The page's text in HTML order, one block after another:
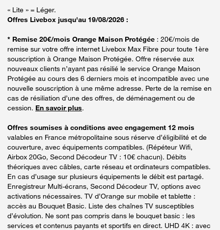
« Lite » = Léger.
Offres Livebox jusqu'au 19/08/2026 :
* Remise 20€/mois Orange Maison Protégée : 20€/mois de
remise sur votre offre internet Livebox Max Fibre pour toute 1ère
souscription à Orange Maison Protégée. Offre réservée aux
nouveaux clients n’ayant pas résilié le service Orange Maison
Protégée au cours des 6 derniers mois et incompatible avec une
nouvelle souscription à une même adresse. Perte de la remise en
cas de résiliation d’une des offres, de déménagement ou de
cession. En savoir plus.
Offres soumises à conditions avec engagement 12 mois
valables en France métropolitaine sous réserve d’éligibilité et de
couverture, avec équipements compatibles. (Répéteur Wifi,
Airbox 20Go, Second Décodeur TV : 10€ chacun). Débits
théoriques avec câbles, carte réseau et ordinateurs compatibles.
En cas d’usage sur plusieurs équipements le débit est partagé.
Enregistreur Multi-écrans, Second Décodeur TV, options avec
activations nécessaires. TV d’Orange sur mobile et tablette :
accès au Bouquet Basic. Liste des chaînes TV susceptibles
d’évolution. Ne sont pas compris dans le bouquet basic : les
services et contenus payants et sportifs en direct. UHD 4K : avec